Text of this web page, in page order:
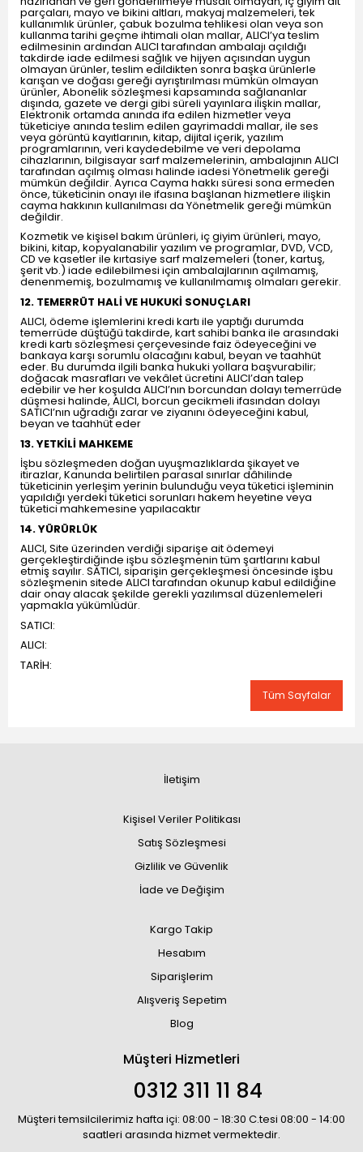
parçaları, mayo ve bikini altları, makyaj malzemeleri, tek
kullanımlık ürünler, çabuk bozulma tehlikesi olan veya son
kullanma tarihi geçme ihtimali olan mallar, ALICI’ya teslim
edilmesinin ardından ALICI tarafından ambalajı açıldığı
takdirde iade edilmesi sağlık ve hijyen açısından uygun
olmayan ürünler, teslim edildikten sonra başka ürünlerle
karışan ve doğası gereği ayrıştırılması mümkün olmayan
ürünler, Abonelik sözleşmesi kapsamında sağlananlar
dışında, gazete ve dergi gibi süreli yayınlara ilişkin mallar,
Elektronik ortamda anında ifa edilen hizmetler veya
tüketiciye anında teslim edilen gayrimaddi mallar, ile ses
veya görüntü kayıtlarının, kitap, dijital içerik, yazılım
programlarının, veri kaydedebilme ve veri depolama
cihazlarının, bilgisayar sarf malzemelerinin, ambalajının ALICI
tarafından açılmış olması halinde iadesi Yönetmelik gereği
mümkün değildir. Ayrıca Cayma hakkı süresi sona ermeden
önce, tüketicinin onayı ile ifasına başlanan hizmetlere ilişkin
cayma hakkının kullanılması da Yönetmelik gereği mümkün
değildir.
Kozmetik ve kişisel bakım ürünleri, iç giyim ürünleri, mayo,
bikini, kitap, kopyalanabilir yazılım ve programlar, DVD, VCD,
CD ve kasetler ile kırtasiye sarf malzemeleri (toner, kartuş,
şerit vb.) iade edilebilmesi için ambalajlarının açılmamış,
denenmemiş, bozulmamış ve kullanılmamış olmaları gerekir.
12. TEMERRÜT HALİ VE HUKUKİ SONUÇLARI
ALICI, ödeme işlemlerini kredi kartı ile yaptığı durumda
temerrüde düştüğü takdirde, kart sahibi banka ile arasındaki
kredi kartı sözleşmesi çerçevesinde faiz ödeyeceğini ve
bankaya karşı sorumlu olacağını kabul, beyan ve taahhüt
eder. Bu durumda ilgili banka hukuki yollara başvurabilir;
doğacak masrafları ve vekâlet ücretini ALICI’dan talep
edebilir ve her koşulda ALICI’nın borcundan dolayı temerrüde
düşmesi halinde, ALICI, borcun gecikmeli ifasından dolayı
SATICI’nın uğradığı zarar ve ziyanını ödeyeceğini kabul,
beyan ve taahhüt eder
13. YETKİLİ MAHKEME
İşbu sözleşmeden doğan uyuşmazlıklarda şikayet ve
itirazlar, Kanunda belirtilen parasal sınırlar dâhilinde
tüketicinin yerleşim yerinin bulunduğu veya tüketici işleminin
yapıldığı yerdeki tüketici sorunları hakem heyetine veya
tüketici mahkemesine yapılacaktır
14. YÜRÜRLÜK
ALICI, Site üzerinden verdiği siparişe ait ödemeyi
gerçekleştirdiğinde işbu sözleşmenin tüm şartlarını kabul
etmiş sayılır. SATICI, siparişin gerçekleşmesi öncesinde işbu
sözleşmenin sitede ALICI tarafından okunup kabul edildiğine
dair onay alacak şekilde gerekli yazılımsal düzenlemeleri
yapmakla yükümlüdür.
SATICI:
ALICI:
TARİH:
Tüm Sayfalar
İletişim
Kişisel Veriler Politikası
Satış Sözleşmesi
Gizlilik ve Güvenlik
İade ve Değişim
Kargo Takip
Hesabım
Siparişlerim
Alışveriş Sepetim
Blog
Müşteri Hizmetleri
0312 311 11 84
Müşteri temsilcilerimiz hafta içi: 08:00 - 18:30 C.tesi 08:00 - 14:00
saatleri arasında hizmet vermektedir.